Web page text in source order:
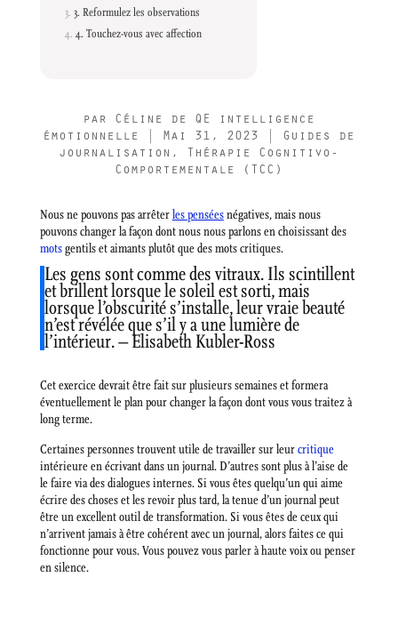
3. Reformulez les observations
4. Touchez-vous avec affection
par Céline de QE intelligence
émotionnelle
Mai 31, 2023
Guides de
journalisation ,
Thérapie Cognitivo-
Comportementale (TCC)
Nous ne pouvons pas arrêterles penséesnégatives, mais nous
pouvons changer la façon dont nous nous parlons en choisissant des
motsgentils et aimants plutôt que des mots critiques.
Les gens sont comme des vitraux. Ils scintillent
et brillent lorsque le soleil est sorti, mais
lorsque l’obscurité s’installe, leur vraie beauté
n’est révélée que s’il y a une lumière de
l’intérieur. – Elisabeth Kubler-Ross
Cet exercice devrait être fait sur plusieurs semaines et formera
éventuellement le plan pour changer la façon dont vous vous traitez à
long terme.
Certaines personnes trouvent utile de travailler sur leurcritique
intérieure en écrivant dans un journal. D’autres sont plus à l’aise de
le faire via des dialogues internes. Si vous êtes quelqu’un qui aime
écrire des choses et les revoir plus tard, la tenue d’un journal peut
être un excellent outil de transformation. Si vous êtes de ceux qui
n’arrivent jamais à être cohérent avec un journal, alors faites ce qui
fonctionne pour vous. Vous pouvez vous parler à haute voix ou penser
en silence.